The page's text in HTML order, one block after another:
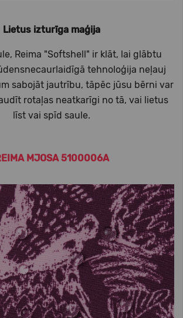
Lietus izturīga maģija
Reima "Softshell" ir klāt, lai glābtu
tehnoloģija neļauj
sabojāt jautrību, tāpēc jūsu bērni var
rotaļas neatkarīgi no tā, vai lietus
līst vai spīd saule.
MJOSA 5100006A